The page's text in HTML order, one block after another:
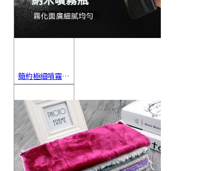
簡約極細噴霧瓶 旅行分裝瓶 保養品分裝 酒精噴霧瓶 小噴壺 香水瓶 隨身瓶